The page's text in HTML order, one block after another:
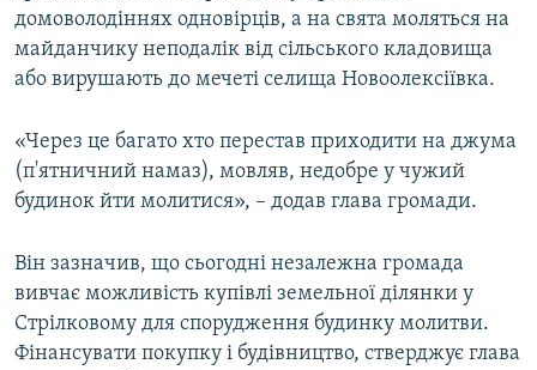
домоволодіннях одновірців, а на свята моляться на
майданчику неподалік від сільського кладовища
або вирушають до мечеті селища Новоолексіївка.
«Через це багато хто перестав приходити на джума
(п'ятничний намаз), мовляв, недобре у чужий
будинок йти молитися», – додав глава громади.
Він зазначив, що сьогодні незалежна громада
вивчає можливість купівлі земельної ділянки у
Стрілковому для спорудження будинку молитви.
Фінансувати покупку і будівництво, стверджує глава